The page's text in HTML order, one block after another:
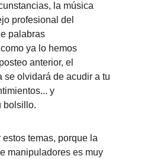
la música
profesional del
palabras
ya lo hemos
anterior, el
se olvidará de acudir a tu
y
bolsillo.
temas, porque la
manipuladores es muy